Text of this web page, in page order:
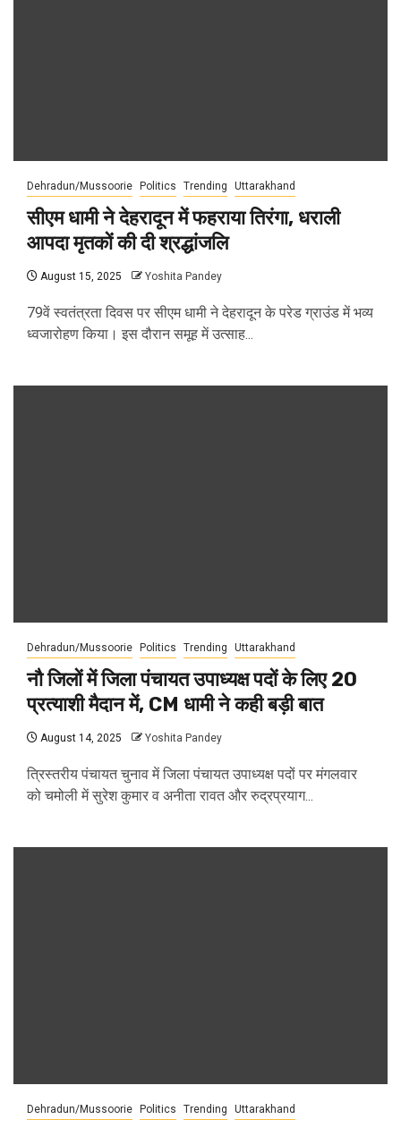
Dehradun/Mussoorie Politics Trending Uttarakhand
सीएम धामी ने देहरादून में फहराया तिरंगा, धराली
आपदा मृतकों की दी श्रद्धांजलि
August 15, 2025 Yoshita Pandey
79वें स्वतंत्रता दिवस पर सीएम धामी ने देहरादून के परेड ग्राउंड में भव्‍य
ध्‍वजारोहण किया। इस दौरान समूह में उत्‍साह...
Dehradun/Mussoorie Politics Trending Uttarakhand
नौ जिलों में जिला पंचायत उपाध्यक्ष पदों के लिए 20
प्रत्याशी मैदान में, CM धामी ने कही बड़ी बात
August 14, 2025 Yoshita Pandey
त्रिस्तरीय पंचायत चुनाव में जिला पंचायत उपाध्यक्ष पदों पर मंगलवार
को चमोली में सुरेश कुमार व अनीता रावत और रुद्रप्रयाग...
Dehradun/Mussoorie Politics Trending Uttarakhand